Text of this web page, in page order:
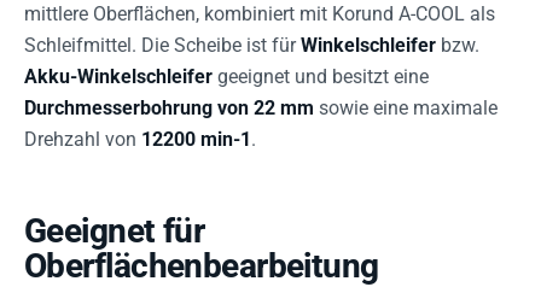
mittlere Oberflächen, kombiniert mit Korund A-COOL als
Schleifmittel. Die Scheibe ist fürWinkelschleifer bzw.
Akku-Winkelschleifer geeignet und besitzt eine
Durchmesserbohrung von 22 mm sowie eine maximale
Drehzahl von 12200 min-1.
Geeignet für
Oberflächenbearbeitung